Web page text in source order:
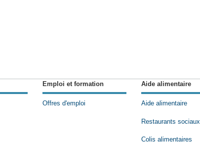
Emploi et formation
Offres d'emploi
Aide alimentaire
Aide alimentaire
Restaurants sociaux
Colis alimentaires